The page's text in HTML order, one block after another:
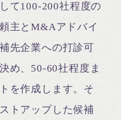
て100-200社程度の
主とM&Aアドバイ
先企業への打診可
め、50-60社程度ま
を作成します。そ
トアップした候補